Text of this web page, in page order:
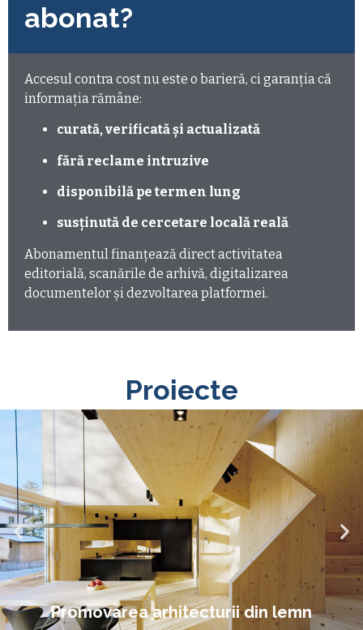
abonat?
Accesul contra cost nu este o barieră, ci garanția că
informația rămâne:
curată, verificată și actualizată
fără reclame intruzive
disponibilă pe termen lung
susținută de cercetare locală reală
Abonamentul finanțează direct activitatea
editorială, scanările de arhivă, digitalizarea
documentelor și dezvoltarea platformei.
Proiecte
Promovarea arhitecturii din lemn